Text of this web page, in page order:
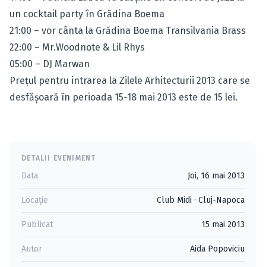
un cocktail party în Grădina Boema
21:00 – vor cânta la Grădina Boema Transilvania Brass
22:00 – Mr.Woodnote & Lil Rhys
05:00 – DJ Marwan
Preţul pentru intrarea la Zilele Arhitecturii 2013 care se
desfăşoară în perioada 15-18 mai 2013 este de 15 lei.
DETALII EVENIMENT
Data Joi, 16 mai 2013
Locație Club Midi · Cluj-Napoca
Publicat 15 mai 2013
Autor Aida Popoviciu